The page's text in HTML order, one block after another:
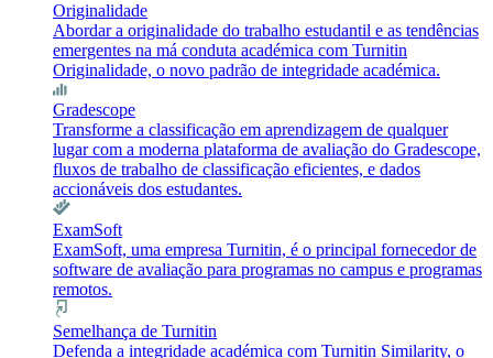
Originalidade
Abordar a originalidade do trabalho estudantil e as tendências
emergentes na má conduta académica com Turnitin
Originalidade, o novo padrão de integridade académica.
Gradescope
Transforme a classificação em aprendizagem de qualquer
lugar com a moderna plataforma de avaliação do Gradescope,
fluxos de trabalho de classificação eficientes, e dados
accionáveis dos estudantes.
ExamSoft
ExamSoft, uma empresa Turnitin, é o principal fornecedor de
software de avaliação para programas no campus e programas
remotos.
Semelhança de Turnitin
Defenda a integridade académica com Turnitin Similarity, o